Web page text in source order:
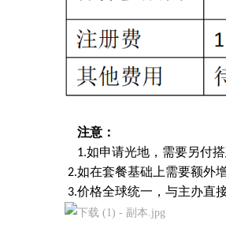
注意：
1.如申请光地，需要另付
2.如在套餐基础上需要额外
3.价格全球统一，与主办直